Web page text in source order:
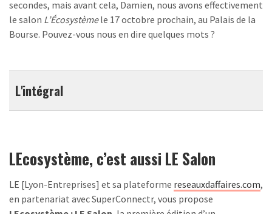
secondes, mais avant cela, Damien, nous avons effectivement
le salon L’Écosystèmele 17 octobre prochain, au Palais de la
Bourse. Pouvez-vous nous en dire quelques mots ?
L'intégral
LEcosystème, c’est aussi LE Salon
LE [Lyon-Entreprises] et sa plateforme reseauxdaffaires.com,
en partenariat avec SuperConnectr, vous propose